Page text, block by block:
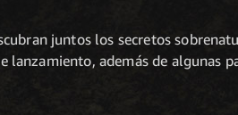
juntos los secretos
lanzamiento, además de algunas